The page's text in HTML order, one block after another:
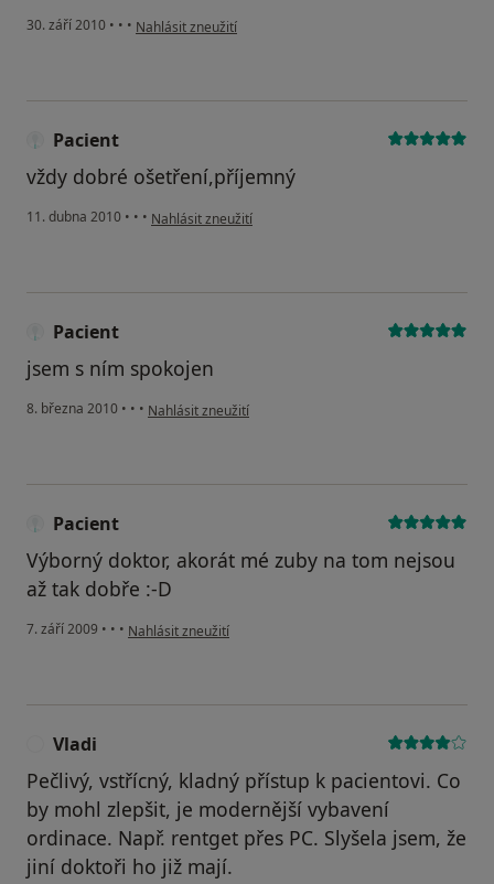
30. září 2010 • • • podle názoru uživatele Pacient
Nahlásit zneužití
Pacient
vždy dobré ošetření,příjemný
11. dubna 2010 • • • podle názoru uživatele Pacient
Nahlásit zneužití
Pacient
jsem s ním spokojen
8. března 2010 • • • podle názoru uživatele Pacient
Nahlásit zneužití
Pacient
Výborný doktor, akorát mé zuby na tom nejsou
až tak dobře :-D
7. září 2009 • • • podle názoru uživatele Pacient
Nahlásit zneužití
Vladi
Pečlivý, vstřícný, kladný přístup k pacientovi. Co
by mohl zlepšit, je modernější vybavení
ordinace. Např. rentget přes PC. Slyšela jsem, že
jiní doktoři ho již mají.